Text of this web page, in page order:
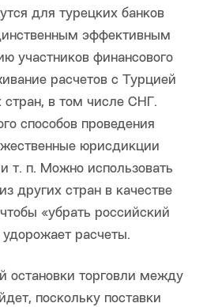
для турецких банков
эффективным
участников финансового
расчетов с Турцией
стран, в том числе СНГ.
способов проведения
юрисдикции
т. п. Можно использовать
других стран в качестве
«убрать российский
расчеты.
остановки торговли между
поскольку поставки